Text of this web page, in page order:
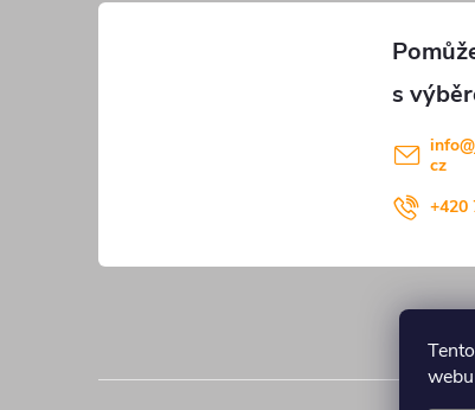
info@
cz
+420